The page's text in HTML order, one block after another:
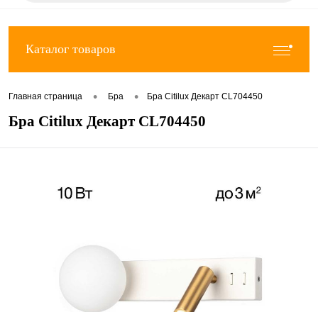
Каталог товаров
Главная страница • Бра • Бра Citilux Декарт CL704450
Бра Citilux Декарт CL704450